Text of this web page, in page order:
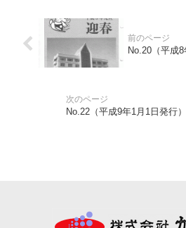
No.20（平成8
No.22（平成9年1月1日発行）